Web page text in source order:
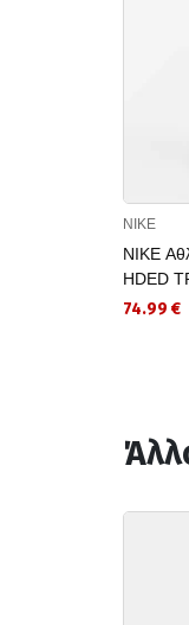
NIKE
NIKE
HDED
74.99 €